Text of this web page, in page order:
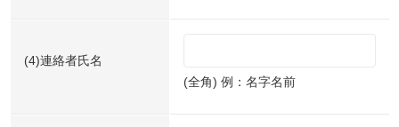
(4)連絡者氏名
(全角) 例：名字名前